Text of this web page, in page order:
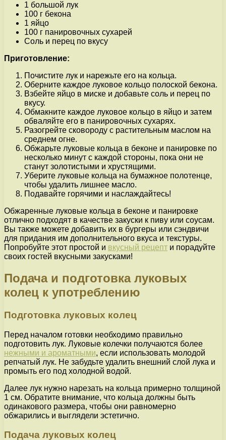
1 большой лук
100 г бекона
1 яйцо
100 г панировочных сухарей
Соль и перец по вкусу
Приготовление:
Почистите лук и нарежьте его на кольца.
Оберните каждое луковое кольцо полоской бекона.
Взбейте яйцо в миске и добавьте соль и перец по
вкусу.
Обмакните каждое луковое кольцо в яйцо и затем
обваляйте его в панировочных сухарях.
Разогрейте сковороду с растительным маслом на
среднем огне.
Обжарьте луковые кольца в беконе и панировке по
несколько минут с каждой стороны, пока они не
станут золотистыми и хрустящими.
Уберите луковые кольца на бумажное полотенце,
чтобы удалить лишнее масло.
Подавайте горячими и наслаждайтесь!
Обжаренные луковые кольца в беконе и панировке
отлично подходят в качестве закуски к пиву или соусам.
Вы также можете добавить их в бургеры или сэндвичи
для придания им дополнительного вкуса и текстуры.
Попробуйте этот простой и вкусный рецепт и порадуйте
своих гостей вкусными закусками!
Подача и подготовка луковых
колец к употреблению
Подготовка луковых колец
Перед началом готовки необходимо правильно
подготовить лук. Луковые колечки получаются более
нежными и ароматными, если использовать молодой
репчатый лук. Не забудьте удалить внешний слой лука и
промыть его под холодной водой.
Далее лук нужно нарезать на кольца примерно толщиной
1 см. Обратите внимание, что кольца должны быть
одинакового размера, чтобы они равномерно
обжарились и выглядели эстетично.
Подача луковых колец